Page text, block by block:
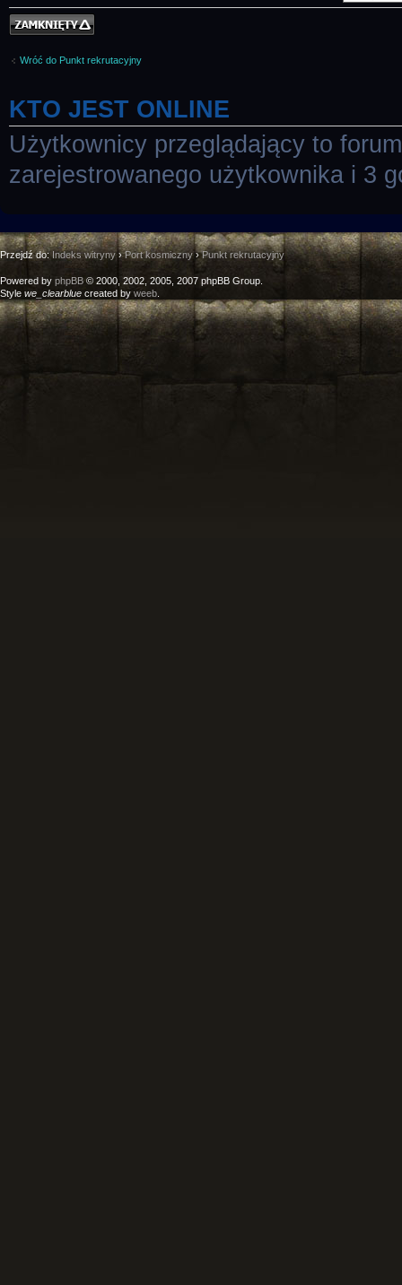
Temat zamknięty
Wróć do Punkt rekrutacyjny
KTO JEST ONLINE
Użytkownicy przeglądający to
zarejestrowanego użytkownika i 3
Przejdź do:Indeks witryny›Port kosmiczny›Punkt rekrutacyjny
Powered by phpBB © 2000, 2002, 2005, 2007 phpBB Group.
Style we_clearblue created by weeb